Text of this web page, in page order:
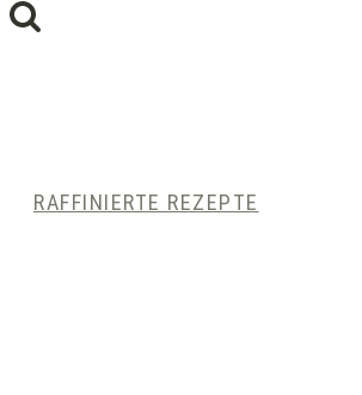
RAFFINIERTE REZEPTE